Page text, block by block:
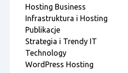
Hosting Business
Infrastruktura i Hosting
Publikacje
Strategia i Trendy IT
Technology
WordPress Hosting